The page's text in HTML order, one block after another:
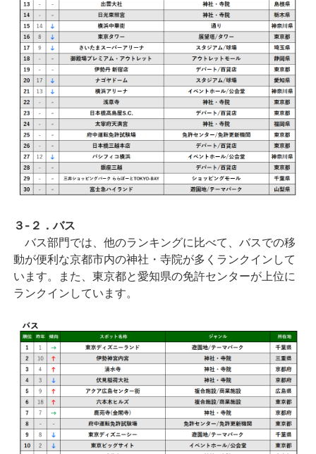
３-２．バス
バス部門では、他のランキングに比べて、バスでの移
動が便利な京都市内の神社・寺院が多くランクインして
います。また、東京都と愛知県の免許センターが上位に
ランクインしています。